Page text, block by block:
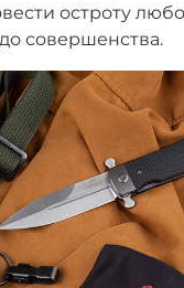
остроту
совершенства.